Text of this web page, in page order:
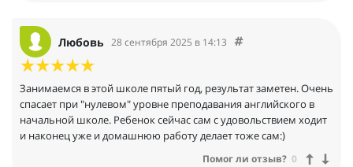
Любовь 28 сентября 2025 в 14:13
Занимаемся в этой школе пятый год, результат заметен. Очень
спасает при "нулевом" уровне преподавания английского в
начальной школе. Ребенок сейчас сам с удовольствием ходит
и наконец уже и домашнюю работу делает тоже сам:)
Помог ли отзыв? 0